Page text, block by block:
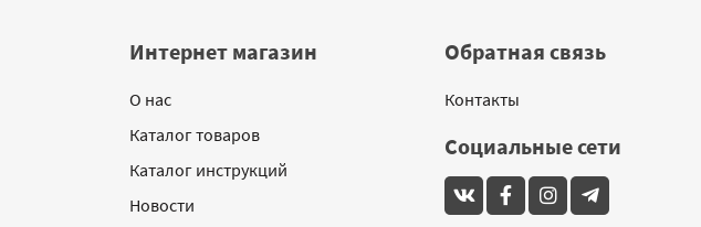
Интернет магазин
О нас
Каталог товаров
Каталог инструкций
Новости
Обратная связь
Контакты
Социальные сети